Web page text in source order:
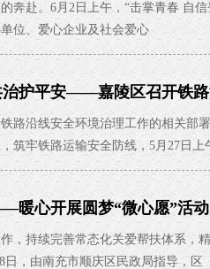
奔赴。6月2日上午，“击掌青春 自
位、爱心企业及社会爱心
治护平安——嘉陵区召开铁
路沿线安全环境治理工作的相关部
筑牢铁路运输安全防线，5月27日上
暖心开展圆梦“微心愿”活动
，持续完善常态化关爱帮扶体系，
日，由南充市顺庆区民政局指导，区